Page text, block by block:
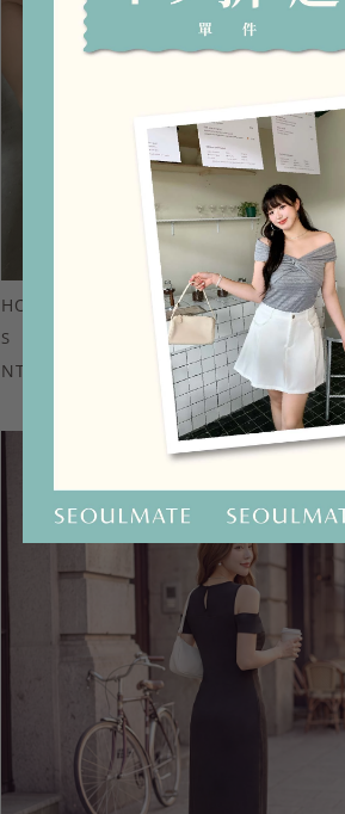
HOOLOOLOO聯名-KUKU熊蝴蝶結短袖上衣
S
NT.690